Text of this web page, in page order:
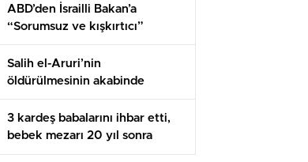
başlandı
ABD’den İsrailli Bakan’a
“Sorumsuz ve kışkırtıcı”
suçlaması! Birebir sertlikte
karşılık geldi
Salih el-Aruri’nin
öldürülmesinin akabinde
Hamas, İsrail ile esir takası ve
ateşkes müzakerelerini
durdurdu
3 kardeş babalarını ihbar etti,
bebek mezarı 20 yıl sonra
açıldı! Müebbet mahpusu